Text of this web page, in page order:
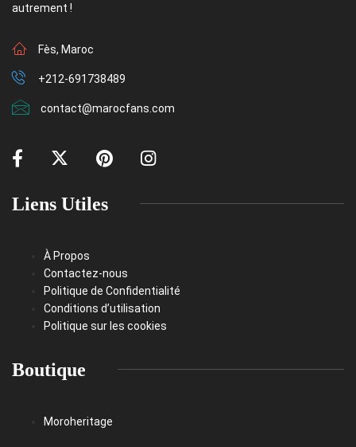
autrement !
Fès, Maroc
+212-691738489
contact@marocfans.com
Liens Utiles
À Propos
Contactez-nous
Politique de Confidentialité
Conditions d’utilisation
Politique sur les cookies
Boutique
Moroheritage